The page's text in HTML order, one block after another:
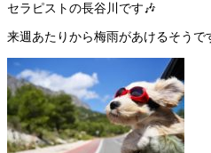
セラピストの長谷川です🎶
来週あたりから梅雨があけるそうで